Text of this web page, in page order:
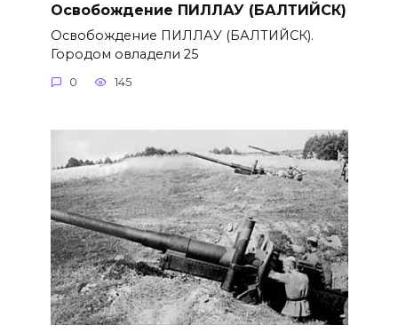
Освобождение ПИЛЛАУ (БАЛТИЙСК)
Освобождение ПИЛЛАУ (БАЛТИЙСК).
Городом овладели 25
0 145